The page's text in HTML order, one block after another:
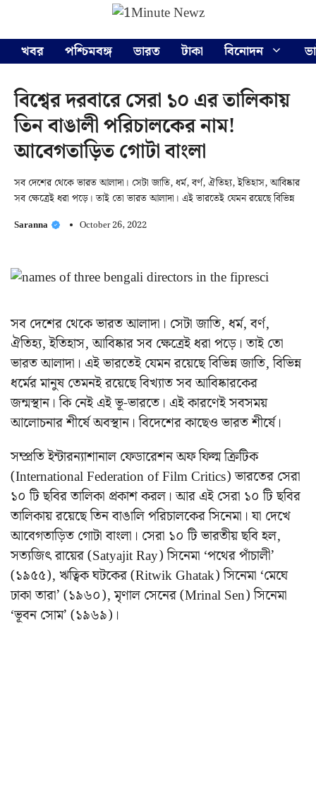
content
খবর
পশ্চিমবঙ্গ ভারত টাকা বিনোদন
বিশ্বের দরবারে সেরা ১০ এর তালিকায়
তিন বাঙালী পরিচালকের নাম!
আবেগতাড়িত গোটা বাংলা
সব দেশের থেকে ভারত আলাদা। সেটা জাতি, ধর্ম, বর্ণ, ঐতিহ্য, ইতিহাস, আবিষ্কার
সব ক্ষেত্রেই ধরা পড়ে। তাই তো ভারত আলাদা। এই ভারতেই যেমন রয়েছে বিভিন্ন
Saranna October 26, 2022
সব দেশের থেকে ভারত আলাদা। সেটা জাতি, ধর্ম, বর্ণ,
ঐতিহ্য, ইতিহাস, আবিষ্কার সব ক্ষেত্রেই ধরা পড়ে। তাই তো
ভারত আলাদা। এই ভারতেই যেমন রয়েছে বিভিন্ন জাতি, বিভিন্ন
ধর্মের মানুষ তেমনই রয়েছে বিখ্যাত সব আবিষ্কারকের
জন্মস্থান। কি নেই এই ভূ-ভারতে। এই কারণেই সবসময়
আলোচনার শীর্ষে অবস্থান। বিদেশের কাছেও ভারত শীর্ষে।
সম্প্রতি ইন্টারন্যাশানাল ফেডারেশন অফ ফিল্ম ক্রিটিক
(International Federation of Film Critics) ভারতের সেরা
১০ টি ছবির তালিকা প্রকাশ করল। আর এই সেরা ১০ টি ছবির
তালিকায় রয়েছে তিন বাঙালি পরিচালকের সিনেমা। যা দেখে
আবেগতাড়িত গোটা বাংলা। সেরা ১০ টি ভারতীয় ছবি হল,
সত্যজিৎ রায়ের (Satyajit Ray) সিনেমা ‘পথের পাঁচালী’
(১৯৫৫), ঋত্বিক ঘটকের (Ritwik Ghatak) সিনেমা ‘মেঘে
ঢাকা তারা’ (১৯৬০), মৃণাল সেনের (Mrinal Sen) সিনেমা
‘ভূবন সোম’ (১৯৬৯)।